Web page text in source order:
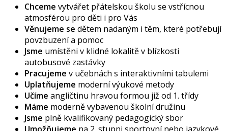
Chceme vytvářet přátelskou školu se vstřícnou
atmosférou pro děti i pro Vás
Věnujeme se dětem nadaným i těm, které potřebují
povzbuzení a pomoc
Jsme umístěni v klidné lokalitě v blízkosti
autobusové zastávky
Pracujeme v učebnách s interaktivními tabulemi
Uplatňujeme moderní výukové metody
Učíme angličtinu hravou formou již od 1. třídy
Máme moderně vybavenou školní družinu
Jsme plně kvalifikovaný pedagogický sbor